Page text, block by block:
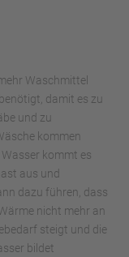
Waschmittel
damit es zu
und zu
kommen
kommt es
aus und
dazu führen, dass
nicht mehr an
steigt und die
bildet